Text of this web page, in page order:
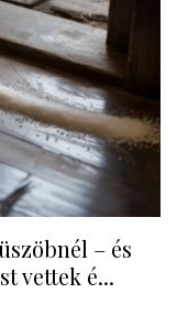
– és
vettek é...